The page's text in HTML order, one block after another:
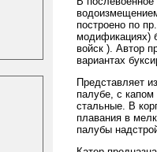
построено по
модификациях)
войск ). Автор
вариантах
Представляет
палубе, с
стальные. В
плавания в
палубы